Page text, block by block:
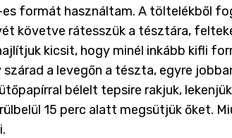
formát használtam. A töltelékből
követve rátesszük a tésztára,
kicsit, hogy minél inkább kifli
a levegőn a tészta, egyre
bélelt tepsire rakjuk,
15 perc alatt megsütjük őket.